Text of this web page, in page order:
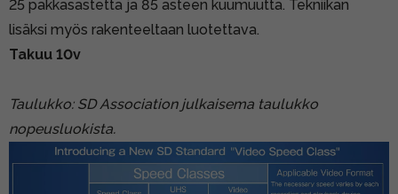
25 pakkasastetta ja 85 asteen kuumuutta. Tekniikan
lisäksi myös rakenteeltaan luotettava.
Takuu 10v
Taulukko: SD Association julkaisema taulukko
nopeusluokista.